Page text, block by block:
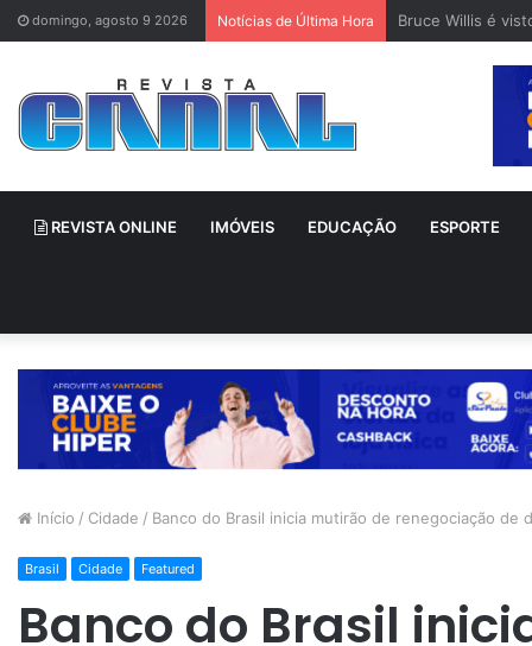
domingo, agosto 9 2026 Notícias de Última Hora Bruce Willis é
REVISTA ONLINE IMÓVEIS EDUCAÇÃO ESPORTE
Início / Cidade / Banco do Brasil inicia mutirão de renegociação de
Brasil Cidade Featured
Banco do Brasil